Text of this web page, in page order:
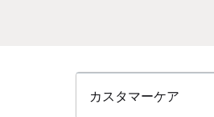
カスタマーケア